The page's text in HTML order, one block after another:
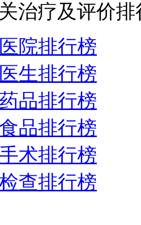
治疗及评价排
院排行榜
生排行榜
品排行榜
品排行榜
术排行榜
查排行榜